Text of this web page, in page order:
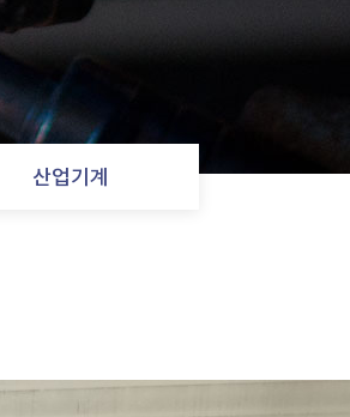
산업기계